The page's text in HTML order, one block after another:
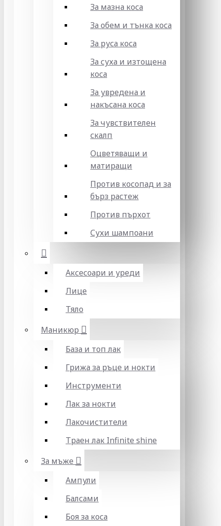
За мазна коса
За обем и тънка коса
За руса коса
За суха и изтощена
коса
За увредена и
накъсана коса
За чувствителен
скалп
Оцветяващи и
матиращи
Против косопад и за
бърз растеж
Против пърхот
Сухи шампоани
Аксесоари и уреди
Лице
Тяло
Маникюр
База и топ лак
Грижа за ръце и нокти
Инструменти
Лак за нокти
Лакочистители
Траен лак Infinite shine
За мъже
Ампули
Балсами
Боя за коса